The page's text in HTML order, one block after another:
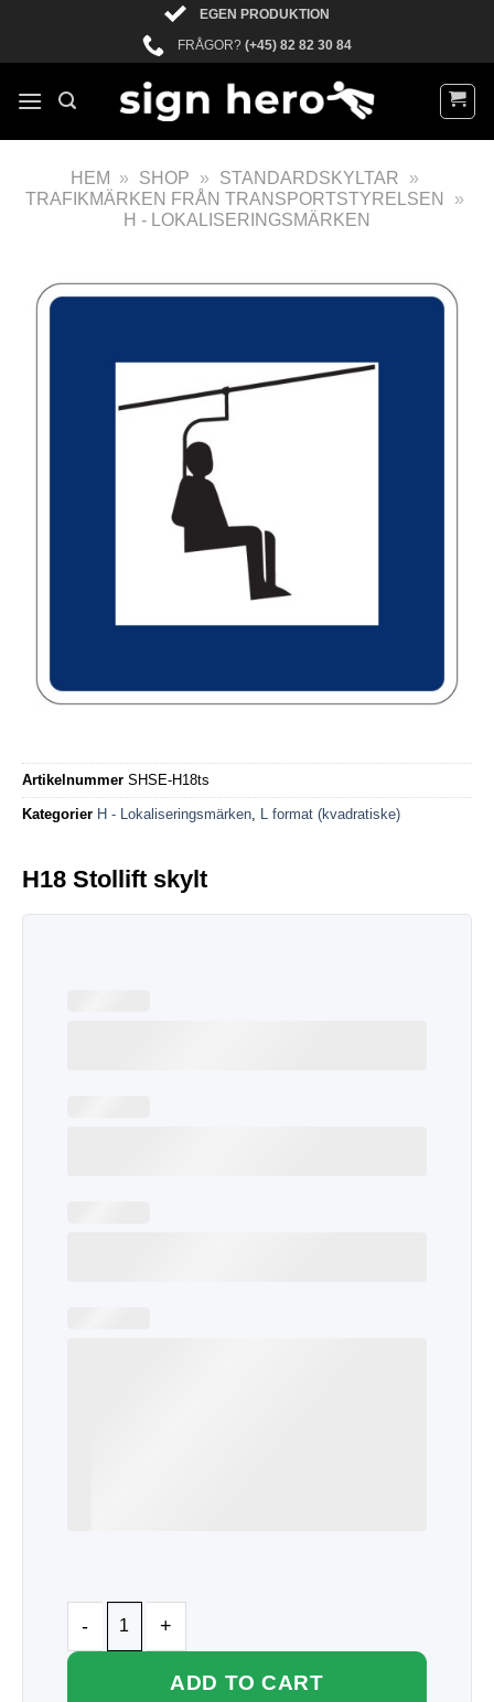
EGEN PRODUKTION
FRÅGOR? (+45) 82 82 30 84
HEM » SHOP » STANDARDSKYLTAR
»
TRAFIKMÄRKEN FRÅN TRANSPORTSTYRELSEN
»
H - LOKALISERINGSMÄRKEN
Artikelnummer SHSE-H18ts
Kategorier H - Lokaliseringsmärken L format (kvadratiske)
H18 Stollift skylt
ADD TO CART